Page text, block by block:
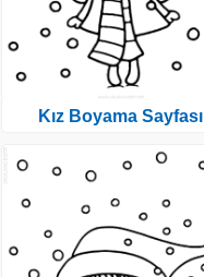
Kız Boyama Sayfası